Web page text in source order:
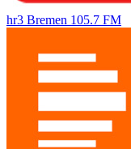
hr3 Bremen 105.7 FM